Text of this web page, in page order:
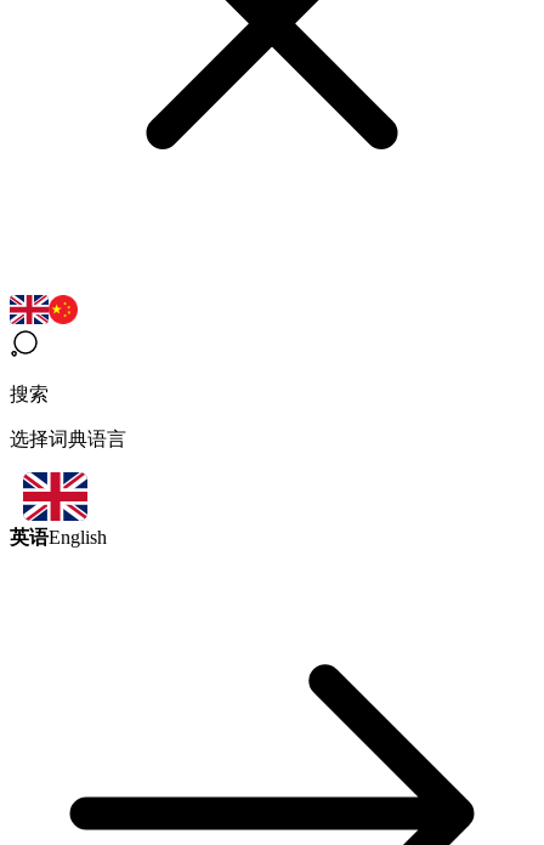
搜索
选择词典语言
英语English